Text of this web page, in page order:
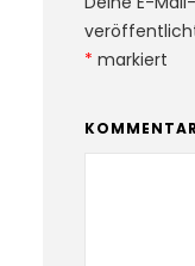
* markiert
KOMMENTAR